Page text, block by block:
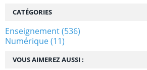
VOUS AIMEREZ AUSSI :
CATÉGORIES
Enseignement(536)
Numérique(11)